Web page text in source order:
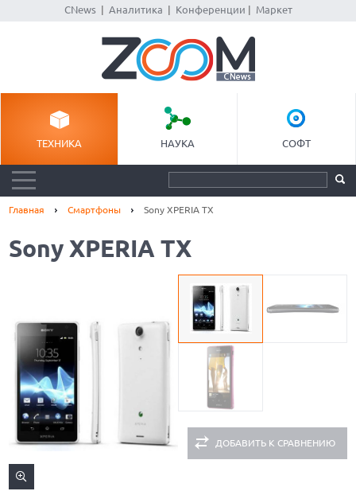
CNews| Аналитика Конференции Маркет
ТЕХНИКА НАУКА СОФТ
Главная Смартфоны Sony XPERIA TX
Sony XPERIA TX
ДОБАВИТЬ К СРАВНЕНИЮ